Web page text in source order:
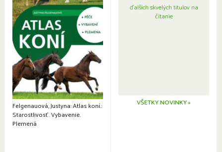
Felgenauová, Justyna: Atlas koní.:
Starostlivosť. Vybavenie.
Plemená
ďalších skvelých titulov na
čítanie
VŠETKY NOVINKY »